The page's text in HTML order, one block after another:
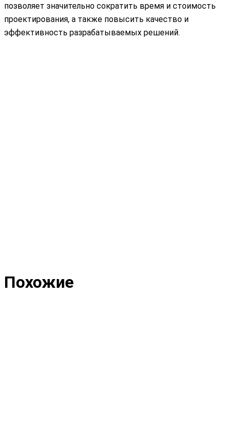
позволяет значительно сократить время и стоимость
проектирования, а также повысить качество и
эффективность разрабатываемых решений.
Похожие